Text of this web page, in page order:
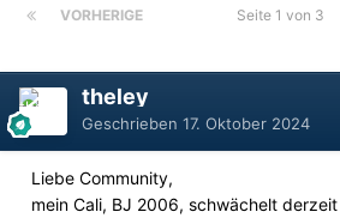
VORHERIGE Seite 1 von 3
theley
Geschrieben 17. Oktober 2024
Liebe Community,
mein Cali, BJ 2006, schwächelt